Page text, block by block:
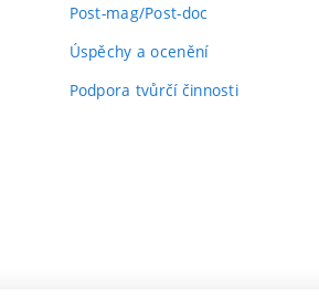
Post-mag/Post-doc
Úspěchy a ocenění
Podpora tvůrčí činnosti